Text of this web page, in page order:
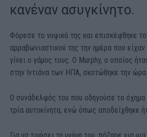
κανέναν ασυγκίνητο.
Φόρεσε το νυφικό της και επισκέφθηκε
αρραβωνιαστικού της την ημέρα που
γίνει ο γάμος τους. Ο Murphy, ο οποίος
στην Ιντιάνα των ΗΠΑ, σκοτώθηκε την ώρα
Ο συνάδελφός του που οδηγούσε το
τρία αυτοκίνητα, ενώ όπως αποδείχθηκε